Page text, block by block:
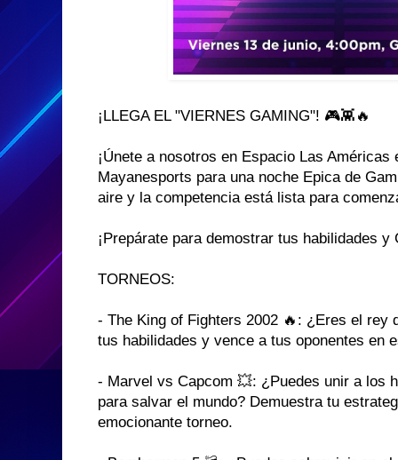
¡LLEGA EL "VIERNES GAMING"! 🎮👾🔥
¡Únete a nosotros en Espacio Las Américas
Mayanesports para una noche Epica de
aire y la competencia está lista para
¡Prepárate para demostrar tus habilidades y
TORNEOS:
- The King of Fighters 2002 🔥: ¿Eres el rey
tus habilidades y vence a tus oponentes en
- Marvel vs Capcom 💥: ¿Puedes unir a los
para salvar el mundo? Demuestra tu
emocionante torneo.